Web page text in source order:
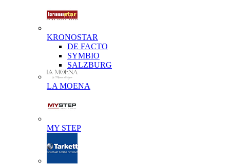
KRONOSTAR
DE FACTO
SYMBIO
SALZBURG
LA MOENA
MY STEP